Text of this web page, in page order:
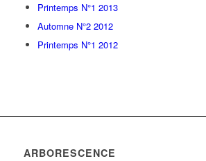
Printemps N°1 2013
Automne N°2 2012
Printemps N°1 2012
ARBORESCENCE